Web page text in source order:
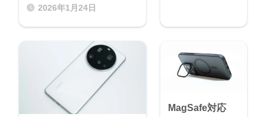
2026年1月24日
MagSafe対応